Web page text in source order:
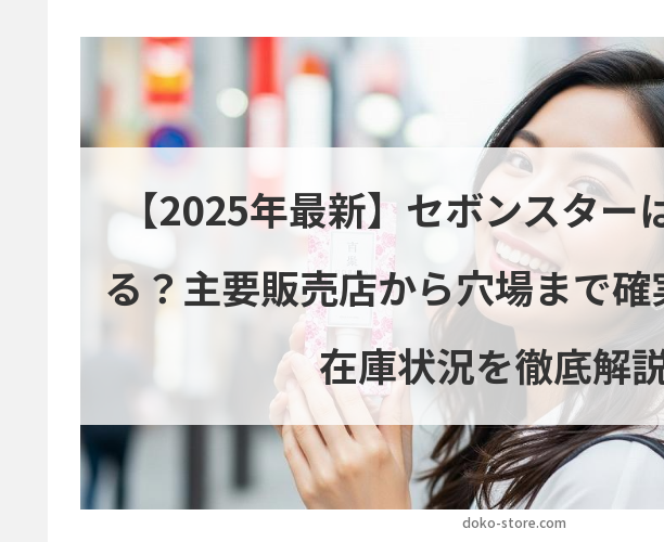
doko-store.com
【2025年最新】セボンスター
る？主要販売店から穴場まで
在庫状況を徹底解